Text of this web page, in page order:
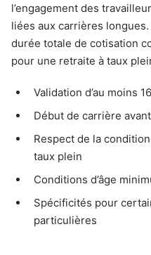
l’engagement des
liées aux carrières
durée totale de cotisation
pour une retraite à taux
Validation d’au moins
Début de carrière
Respect de la
taux plein
Conditions d’âge
Spécificités pour
particulières